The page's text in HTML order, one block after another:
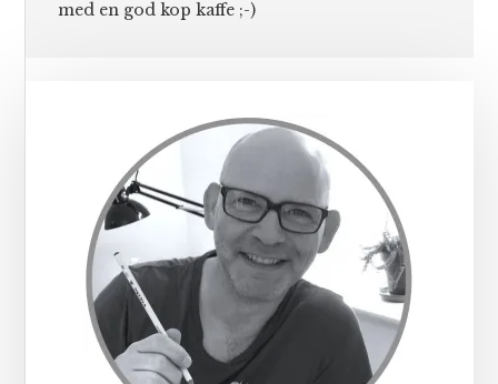
med en god kop kaffe ;-)